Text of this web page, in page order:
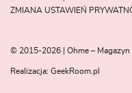
ZMIANA USTAWIEŃ
© 2015-2026 | Ohme – Magazyn
Realizacja: GeekRoom.pl